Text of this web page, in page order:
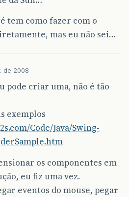
tem como fazer com o
mas eu não sei…
de 2008
pode criar uma, não é tão
exemplos
Code/Java/Swing-
os componentes em
eu fiz uma vez.
eventos do mouse, pegar